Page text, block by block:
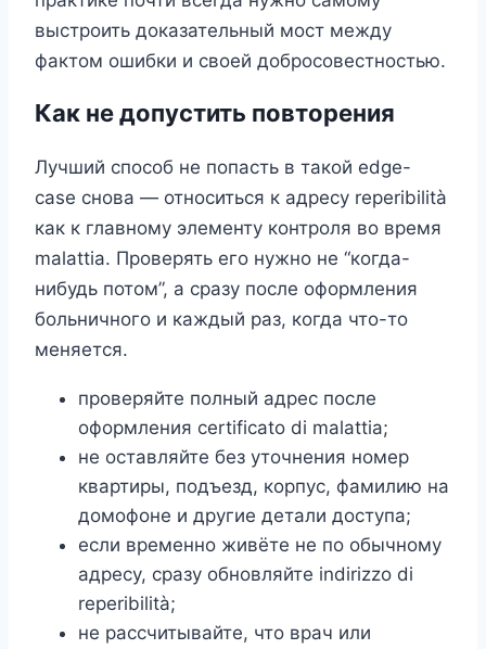
выстроить доказательный мост между
фактом ошибки и своей добросовестностью.
Как не допустить повторения
Лучший способ не попасть в такой edge-
case снова — относиться к адресу reperibilità
как к главному элементу контроля во время
malattia. Проверять его нужно не “когда-
нибудь потом”, а сразу после оформления
больничного и каждый раз, когда что-то
меняется.
проверяйте полный адрес после
оформления certificato di malattia;
не оставляйте без уточнения номер
квартиры, подъезд, корпус, фамилию на
домофоне и другие детали доступа;
если временно живёте не по обычному
адресу, сразу обновляйте indirizzo di
reperibilità;
не рассчитывайте, что врач или